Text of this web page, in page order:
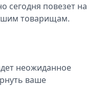
сегодня повезет на
товарищам.
неожиданное
ваше